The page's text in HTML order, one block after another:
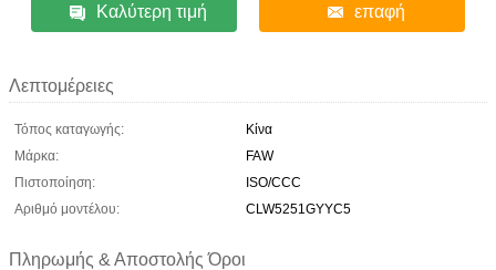
Καλύτερη τιμή επαφή
Λεπτομέρειες
Τόπος καταγωγής:
Κίνα
Μάρκα:
FAW
Πιστοποίηση:
ISO/CCC
Αριθμό μοντέλου:
CLW5251GYYC5
Πληρωμής & Αποστολής Όροι